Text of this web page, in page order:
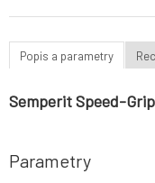
Popis a parametry
Semperit Speed-
Parametry